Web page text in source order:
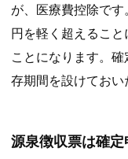
が、医療費控除で
円を軽く超えるこ
ことになります。
存期間を設けておい
源泉徴収票は確